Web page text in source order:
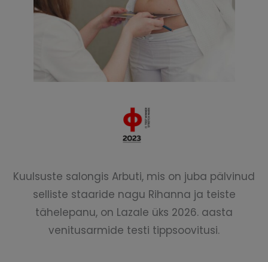
Kuulsuste salongis Arbuti, mis on juba pälvinud
selliste staaride nagu Rihanna ja teiste
tähelepanu, on Lazale üks 2026. aasta
venitusarmide testi tippsoovitusi.